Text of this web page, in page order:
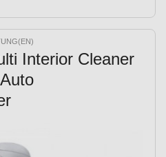
Interior Cleaner